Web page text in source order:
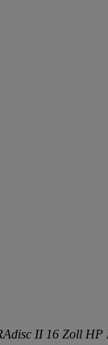
II 16 Zoll HP